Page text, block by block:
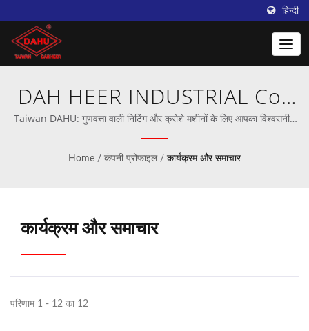
हिन्दी
DAH HEER INDUSTRIAL Co.,
Ltd.
Taiwan DAHU: गुणवत्ता वाली निटिंग और क्रोशे मशीनों के लिए आपका विश्वसनीय
साथी
Home / कंपनी प्रोफाइल / कार्यक्रम और समाचार
कार्यक्रम और समाचार
परिणाम 1 - 12 का 12